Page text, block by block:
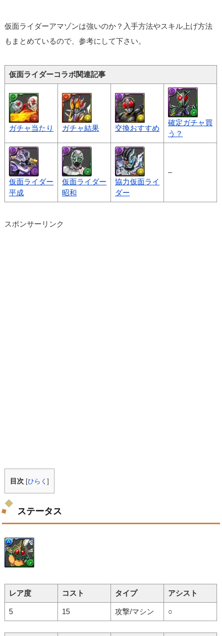
仮面ライダーアマゾンは強いのか？入手方法やスキル上げ方法
もまとめているので、参考にして下さい。
仮面ライダーコラボ関連記事
ガチャ当たり ガチャ結果 交換おすすめ
確定ガチャ買
う？
仮面ライダー
平成
仮面ライダー
昭和
協力仮面ライ
ダー
–
スポンサーリンク
目次 [ひらく]
ステータス
レア度 コスト タイプ アシスト
5 15 攻撃/マシン ○